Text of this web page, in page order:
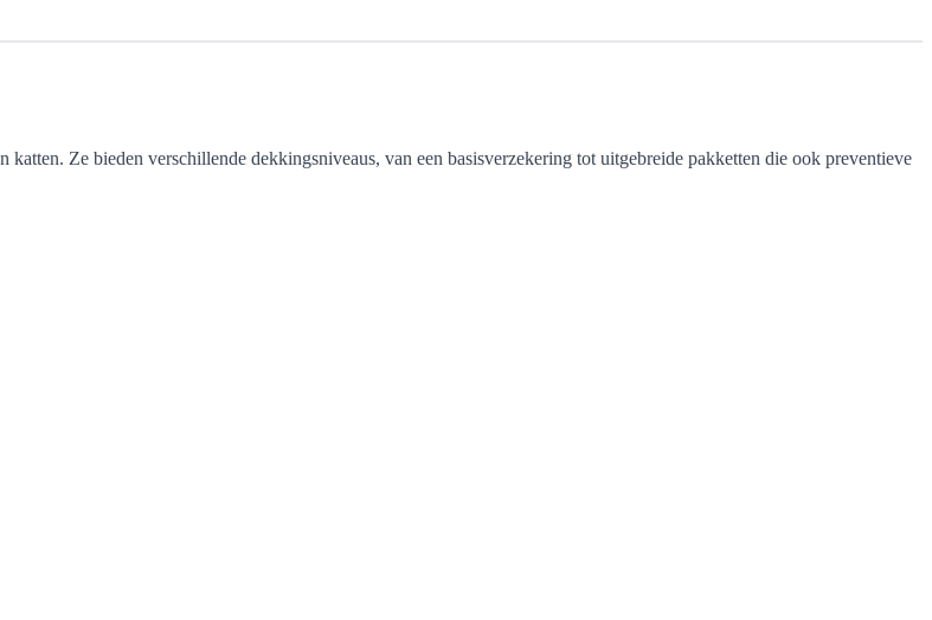
katten. Ze bieden verschillende dekkingsniveaus, van een basisverzekering tot uitgebreide pakketten die ook preventieve